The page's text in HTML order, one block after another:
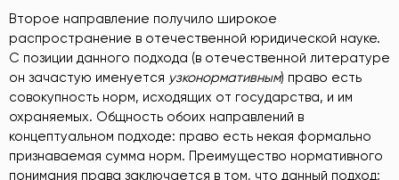
Второе направление получило широкое
распространение в отечественной юридической науке.
С позиции данного подхода (в отечественной литературе
он зачастую именуется узконормативным) право есть
совокупность норм, исходящих от государства, и им
охраняемых. Общность обоих направлений в
концептуальном подходе: право есть некая формально
признаваемая сумма норм. Преимущество нормативного
понимания права заключается в том, что данный подход: